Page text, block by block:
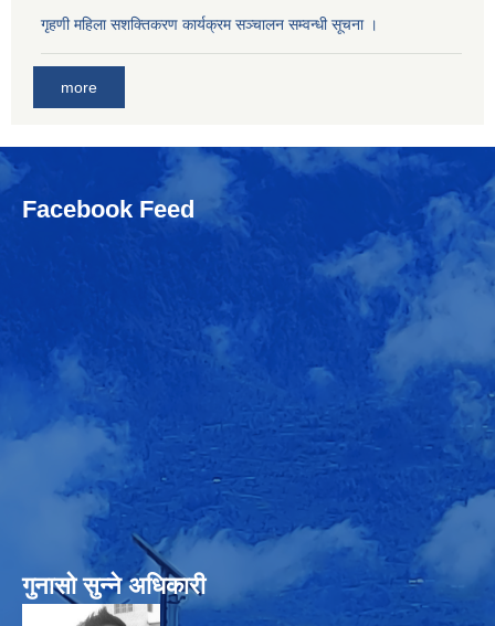
गृहणी महिला सशक्तिकरण कार्यक्रम सञ्चालन सम्वन्धी सूचना ।
more
Facebook Feed
गुनासो सुन्‍ने अधिकारी